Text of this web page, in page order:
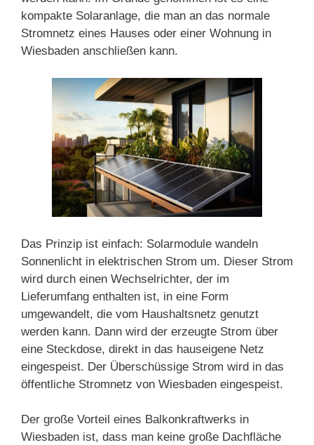
kompakte Solaranlage, die man an das normale
Stromnetz eines Hauses oder einer Wohnung in
Wiesbaden anschließen kann.
Das Prinzip ist einfach: Solarmodule wandeln
Sonnenlicht in elektrischen Strom um. Dieser Strom
wird durch einen Wechselrichter, der im
Lieferumfang enthalten ist, in eine Form
umgewandelt, die vom Haushaltsnetz genutzt
werden kann. Dann wird der erzeugte Strom über
eine Steckdose, direkt in das hauseigene Netz
eingespeist. Der Überschüssige Strom wird in das
öffentliche Stromnetz von Wiesbaden eingespeist.
Der große Vorteil eines Balkonkraftwerks in
Wiesbaden ist, dass man keine große Dachfläche